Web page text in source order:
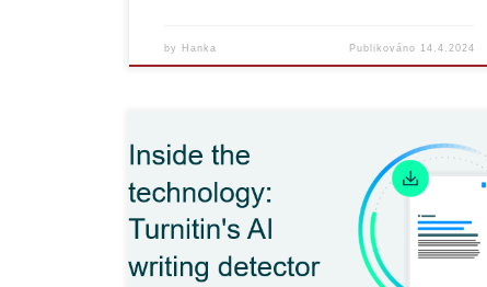
by Hanka Publikováno 14.4.2024
Společnost Turnitin dosáhla milníku více než 65 milionů
prací zkontrolovaných novým detektorem psaní s
umělou inteligencí a připravila přehled, který osvětluje
jeho architekturu a testovací protokol. Více informací v
oficiální zprávě společnosti Turnitin (EN). Turnitin has
reached a milestone of more than 65 million papers